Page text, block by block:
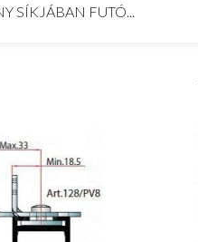
SÍKJÁBAN FUTÓ...